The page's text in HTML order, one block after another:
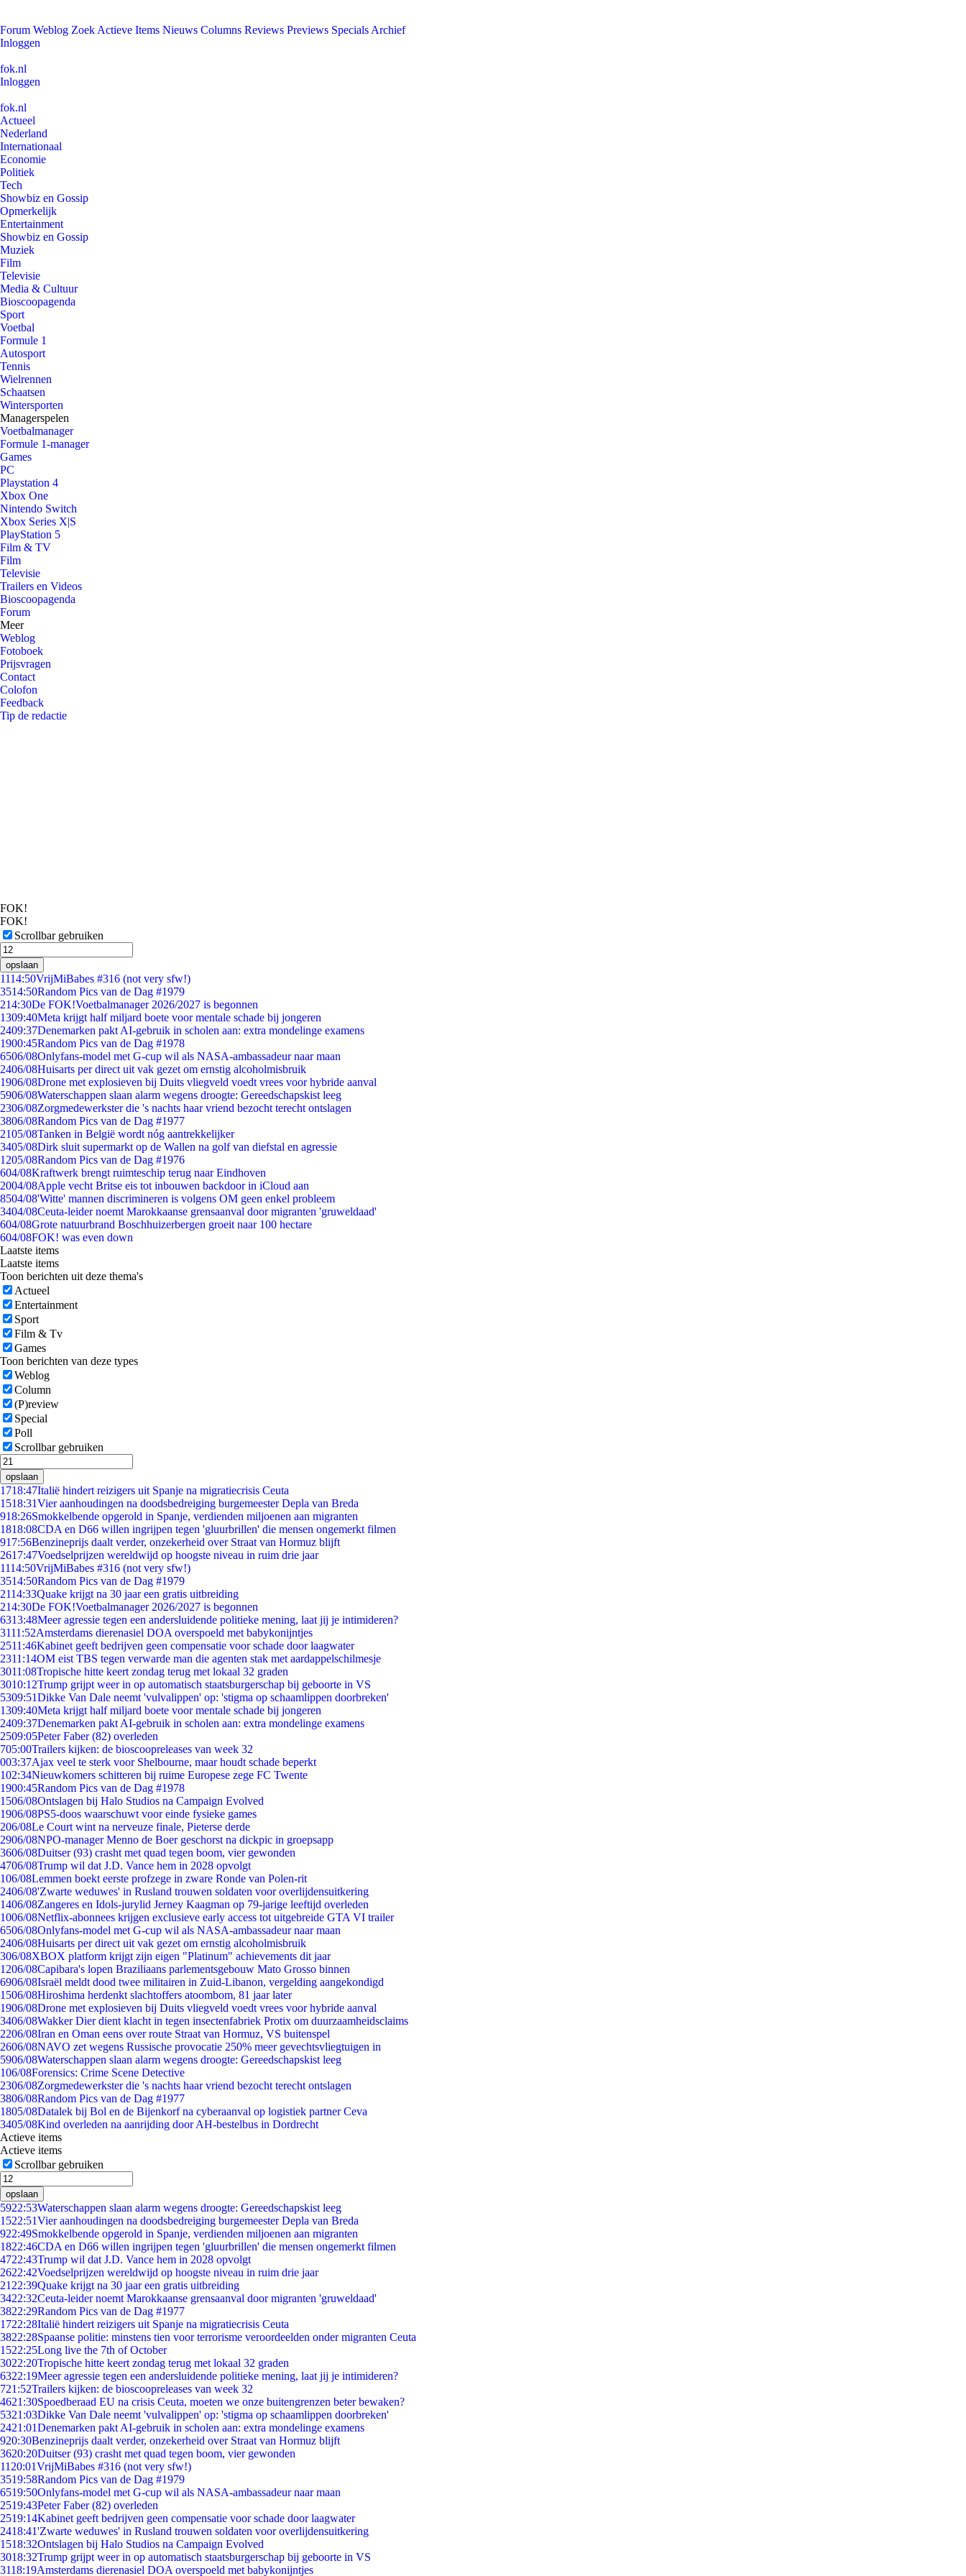
Forum Weblog Zoek Actieve Items Nieuws Columns Reviews Previews Specials Archief
Inloggen
fok.nl
Inloggen
fok.nl
Actueel
Nederland
Internationaal
Economie
Politiek
Tech
Showbiz en Gossip
Opmerkelijk
Entertainment
Showbiz en Gossip
Muziek
Film
Televisie
Media & Cultuur
Bioscoopagenda
Sport
Voetbal
Formule 1
Autosport
Tennis
Wielrennen
Schaatsen
Wintersporten
Managerspelen
Voetbalmanager
Formule 1-manager
Games
PC
Playstation 4
Xbox One
Nintendo Switch
Xbox Series X|S
PlayStation 5
Film & TV
Film
Televisie
Trailers en Videos
Bioscoopagenda
Forum
Meer
Weblog
Fotoboek
Prijsvragen
Contact
Colofon
Feedback
Tip de redactie
FOK!
FOK!
Scrollbar gebruiken
opslaan
1114:50VrijMiBabes #316 (not very sfw!)
3514:50Random Pics van de Dag #1979
214:30De FOK!Voetbalmanager 2026/2027 is begonnen
1309:40Meta krijgt half miljard boete voor mentale schade bij jongeren
2409:37Denemarken pakt AI-gebruik in scholen aan: extra mondelinge examens
1900:45Random Pics van de Dag #1978
6506/08Onlyfans-model met G-cup wil als NASA-ambassadeur naar maan
2406/08Huisarts per direct uit vak gezet om ernstig alcoholmisbruik
1906/08Drone met explosieven bij Duits vliegveld voedt vrees voor hybride aanval
5906/08Waterschappen slaan alarm wegens droogte: Gereedschapskist leeg
2306/08Zorgmedewerkster die 's nachts haar vriend bezocht terecht ontslagen
3806/08Random Pics van de Dag #1977
2105/08Tanken in België wordt nóg aantrekkelijker
3405/08Dirk sluit supermarkt op de Wallen na golf van diefstal en agressie
1205/08Random Pics van de Dag #1976
604/08Kraftwerk brengt ruimteschip terug naar Eindhoven
2004/08Apple vecht Britse eis tot inbouwen backdoor in iCloud aan
8504/08'Witte' mannen discrimineren is volgens OM geen enkel probleem
3404/08Ceuta-leider noemt Marokkaanse grensaanval door migranten 'gruweldaad'
604/08Grote natuurbrand Boschhuizerbergen groeit naar 100 hectare
604/08FOK! was even down
Laatste items
Laatste items
Toon berichten uit deze thema's
Actueel
Entertainment
Sport
Film & Tv
Games
Toon berichten van deze types
Weblog
Column
(P)review
Special
Poll
Scrollbar gebruiken
opslaan
1718:47Italië hindert reizigers uit Spanje na migratiecrisis Ceuta
1518:31Vier aanhoudingen na doodsbedreiging burgemeester Depla van Breda
918:26Smokkelbende opgerold in Spanje, verdienden miljoenen aan migranten
1818:08CDA en D66 willen ingrijpen tegen 'gluurbrillen' die mensen ongemerkt filmen
917:56Benzineprijs daalt verder, onzekerheid over Straat van Hormuz blijft
2617:47Voedselprijzen wereldwijd op hoogste niveau in ruim drie jaar
1114:50VrijMiBabes #316 (not very sfw!)
3514:50Random Pics van de Dag #1979
2114:33Quake krijgt na 30 jaar een gratis uitbreiding
214:30De FOK!Voetbalmanager 2026/2027 is begonnen
6313:48Meer agressie tegen een andersluidende politieke mening, laat jij je intimideren?
3111:52Amsterdams dierenasiel DOA overspoeld met babykonijntjes
2511:46Kabinet geeft bedrijven geen compensatie voor schade door laagwater
2311:14OM eist TBS tegen verwarde man die agenten stak met aardappelschilmesje
3011:08Tropische hitte keert zondag terug met lokaal 32 graden
3010:12Trump grijpt weer in op automatisch staatsburgerschap bij geboorte in VS
5309:51Dikke Van Dale neemt 'vulvalippen' op: 'stigma op schaamlippen doorbreken'
1309:40Meta krijgt half miljard boete voor mentale schade bij jongeren
2409:37Denemarken pakt AI-gebruik in scholen aan: extra mondelinge examens
2509:05Peter Faber (82) overleden
705:00Trailers kijken: de bioscoopreleases van week 32
003:37Ajax veel te sterk voor Shelbourne, maar houdt schade beperkt
102:34Nieuwkomers schitteren bij ruime Europese zege FC Twente
1900:45Random Pics van de Dag #1978
1506/08Ontslagen bij Halo Studios na Campaign Evolved
1906/08PS5-doos waarschuwt voor einde fysieke games
206/08Le Court wint na nerveuze finale, Pieterse derde
2906/08NPO-manager Menno de Boer geschorst na dickpic in groepsapp
3606/08Duitser (93) crasht met quad tegen boom, vier gewonden
4706/08Trump wil dat J.D. Vance hem in 2028 opvolgt
106/08Lemmen boekt eerste profzege in zware Ronde van Polen-rit
2406/08'Zwarte weduwes' in Rusland trouwen soldaten voor overlijdensuitkering
1406/08Zangeres en Idols-jurylid Jerney Kaagman op 79-jarige leeftijd overleden
1006/08Netflix-abonnees krijgen exclusieve early access tot uitgebreide GTA VI trailer
6506/08Onlyfans-model met G-cup wil als NASA-ambassadeur naar maan
2406/08Huisarts per direct uit vak gezet om ernstig alcoholmisbruik
306/08XBOX platform krijgt zijn eigen "Platinum" achievements dit jaar
1206/08Capibara's lopen Braziliaans parlementsgebouw Mato Grosso binnen
6906/08Israël meldt dood twee militairen in Zuid-Libanon, vergelding aangekondigd
1506/08Hiroshima herdenkt slachtoffers atoombom, 81 jaar later
1906/08Drone met explosieven bij Duits vliegveld voedt vrees voor hybride aanval
3406/08Wakker Dier dient klacht in tegen insectenfabriek Protix om duurzaamheidsclaims
2206/08Iran en Oman eens over route Straat van Hormuz, VS buitenspel
2606/08NAVO zet wegens Russische provocatie 250% meer gevechtsvliegtuigen in
5906/08Waterschappen slaan alarm wegens droogte: Gereedschapskist leeg
106/08Forensics: Crime Scene Detective
2306/08Zorgmedewerkster die 's nachts haar vriend bezocht terecht ontslagen
3806/08Random Pics van de Dag #1977
1805/08Datalek bij Bol en de Bijenkorf na cyberaanval op logistiek partner Ceva
3405/08Kind overleden na aanrijding door AH-bestelbus in Dordrecht
Actieve items
Actieve items
Scrollbar gebruiken
opslaan
5922:53Waterschappen slaan alarm wegens droogte: Gereedschapskist leeg
1522:51Vier aanhoudingen na doodsbedreiging burgemeester Depla van Breda
922:49Smokkelbende opgerold in Spanje, verdienden miljoenen aan migranten
1822:46CDA en D66 willen ingrijpen tegen 'gluurbrillen' die mensen ongemerkt filmen
4722:43Trump wil dat J.D. Vance hem in 2028 opvolgt
2622:42Voedselprijzen wereldwijd op hoogste niveau in ruim drie jaar
21 22:39Quake krijgt na 30 jaar een gratis uitbreiding
3422:32Ceuta-leider noemt Marokkaanse grensaanval door migranten 'gruweldaad'
3822:29Random Pics van de Dag #1977
1722:28Italië hindert reizigers uit Spanje na migratiecrisis Ceuta
3822:28Spaanse politie: minstens tien voor terrorisme veroordeelden onder migranten Ceuta
1522:25Long live the 7th of October
3022:20Tropische hitte keert zondag terug met lokaal 32 graden
6322:19Meer agressie tegen een andersluidende politieke mening, laat jij je intimideren?
721:52Trailers kijken: de bioscoopreleases van week 32
4621:30Spoedberaad EU na crisis Ceuta, moeten we onze buitengrenzen beter bewaken?
5321:03Dikke Van Dale neemt 'vulvalippen' op: 'stigma op schaamlippen doorbreken'
2421:01Denemarken pakt AI-gebruik in scholen aan: extra mondelinge examens
920:30Benzineprijs daalt verder, onzekerheid over Straat van Hormuz blijft
3620:20Duitser (93) crasht met quad tegen boom, vier gewonden
11 20:01VrijMiBabes #316 (not very sfw!)
3519:58Random Pics van de Dag #1979
6519:50Onlyfans-model met G-cup wil als NASA-ambassadeur naar maan
2519:43Peter Faber (82) overleden
2519:14Kabinet geeft bedrijven geen compensatie voor schade door laagwater
2418:41'Zwarte weduwes' in Rusland trouwen soldaten voor overlijdensuitkering
1518:32Ontslagen bij Halo Studios na Campaign Evolved
3018:32Trump grijpt weer in op automatisch staatsburgerschap bij geboorte in VS
3118:19Amsterdams dierenasiel DOA overspoeld met babykonijntjes